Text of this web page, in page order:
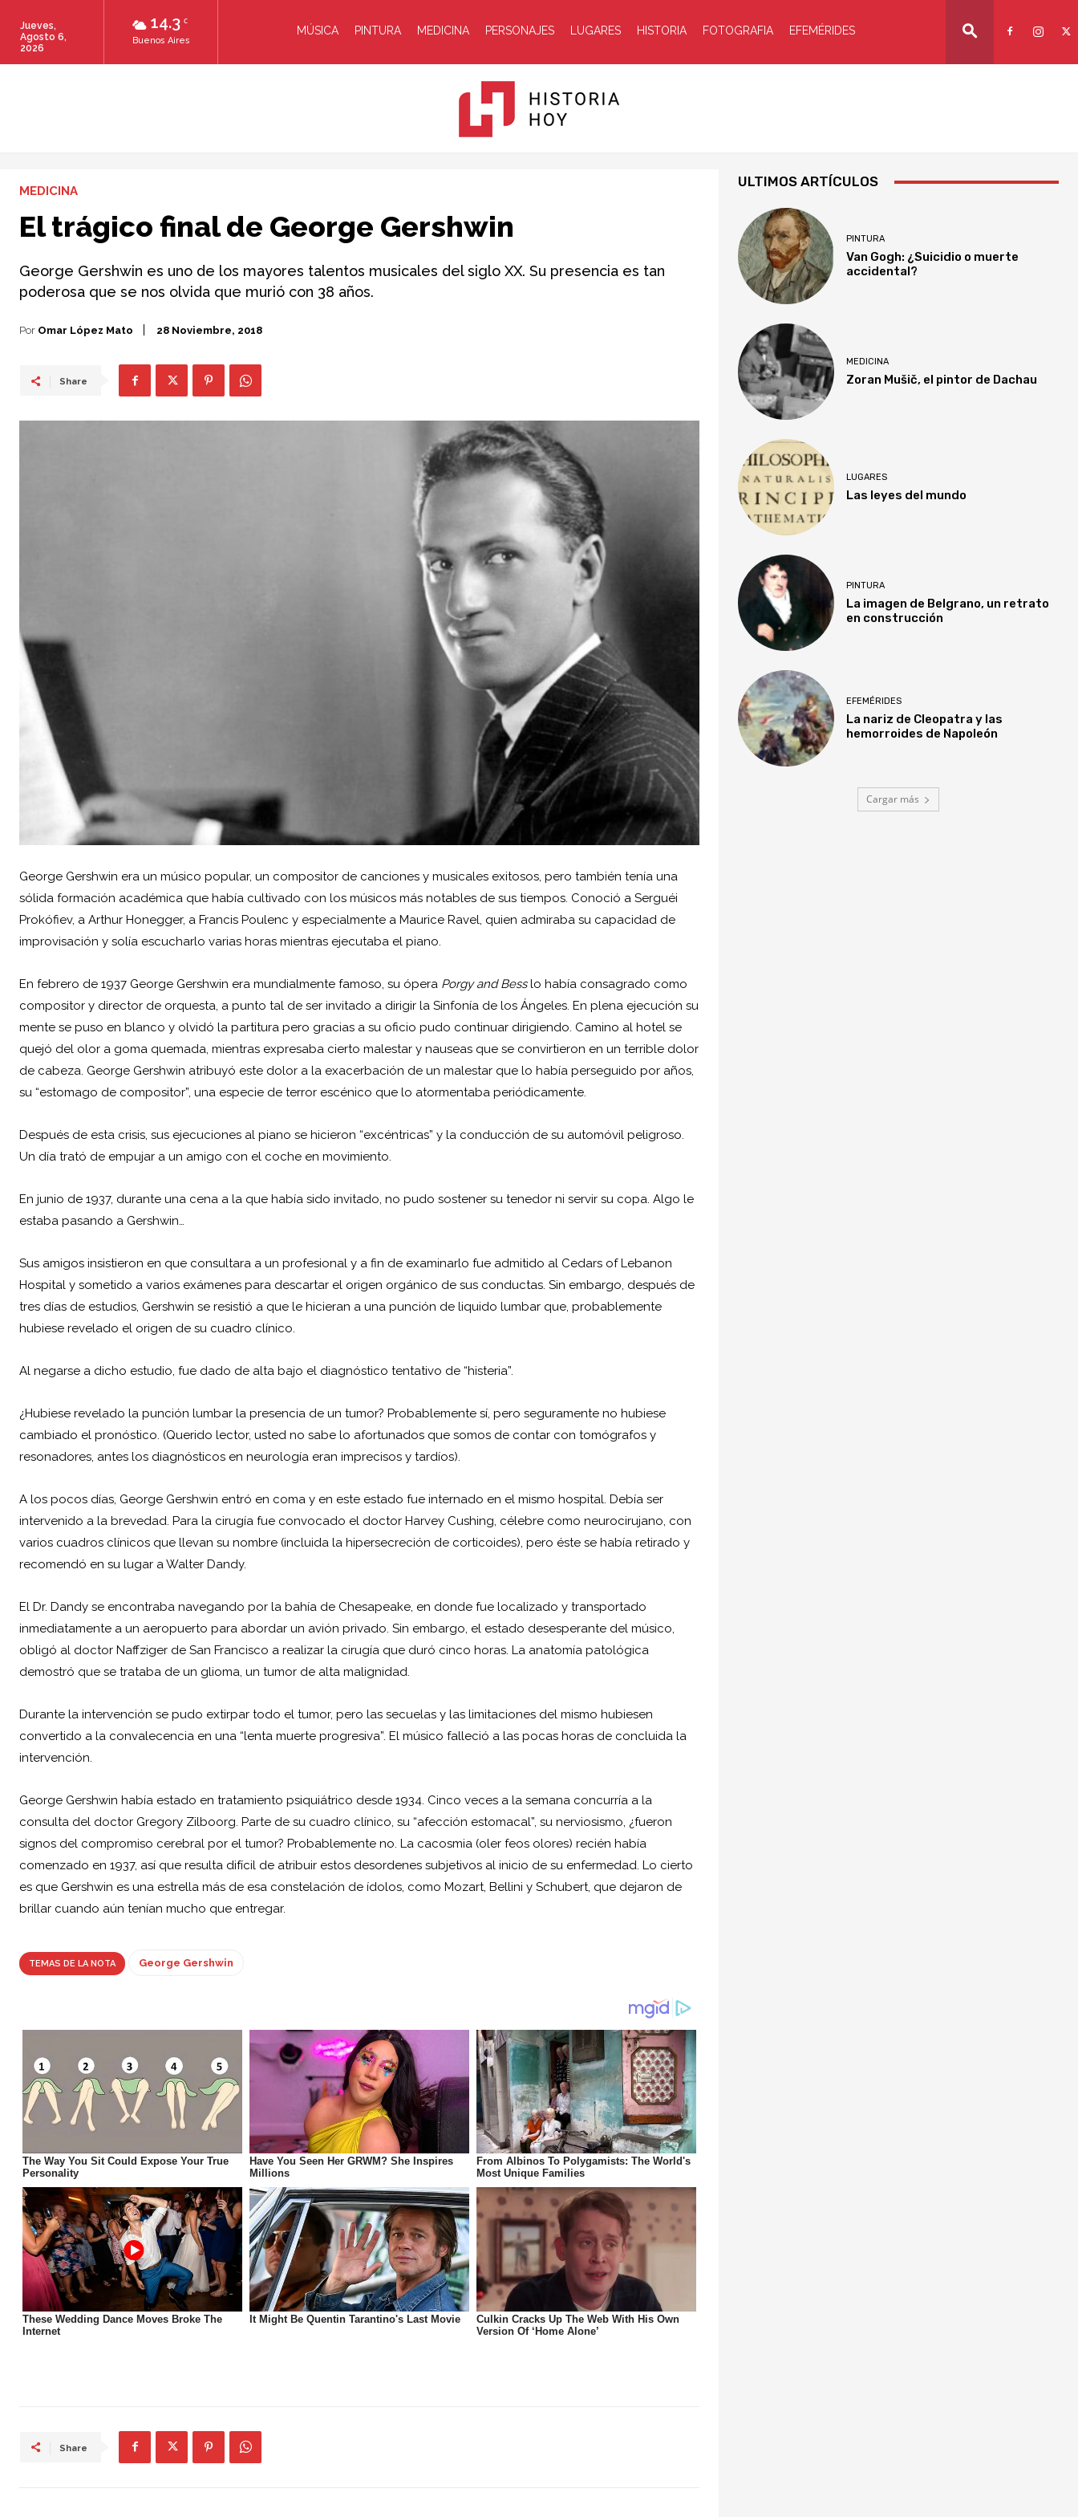
14.3 C
Buenos Aires
Jueves,
Agosto 6,
2026
MÚSICA PINTURA MEDICINA PERSONAJES LUGARES HISTORIA FOTOGRAFIA EFEMÉRIDES
MEDICINA
El trágico final de George Gershwin
George Gershwin es uno de los mayores talentos musicales del siglo XX. Su presencia es tan
poderosa que se nos olvida que murió con 38 años.
Por Omar López Mato 28 Noviembre, 2018
Share
George Gershwin era un músico popular, un compositor de canciones y musicales exitosos, pero también tenía una
sólida formación académica que había cultivado con los músicos más notables de sus tiempos. Conoció a Serguéi
Prokófiev, a Arthur Honegger, a Francis Poulenc y especialmente a Maurice Ravel, quien admiraba su capacidad de
improvisación y solía escucharlo varias horas mientras ejecutaba el piano.
En febrero de 1937 George Gershwin era mundialmente famoso, su ópera Porgy and Besslo había consagrado como
compositor y director de orquesta, a punto tal de ser invitado a dirigir la Sinfonía de los Ángeles. En plena ejecución su
mente se puso en blanco y olvidó la partitura pero gracias a su oficio pudo continuar dirigiendo. Camino al hotel se
quejó del olor a goma quemada, mientras expresaba cierto malestar y nauseas que se convirtieron en un terrible dolor
de cabeza. George Gershwin atribuyó este dolor a la exacerbación de un malestar que lo había perseguido por años,
su “estomago de compositor”, una especie de terror escénico que lo atormentaba periódicamente.
Después de esta crisis, sus ejecuciones al piano se hicieron “excéntricas” y la conducción de su automóvil peligroso.
Un día trató de empujar a un amigo con el coche en movimiento.
En junio de 1937, durante una cena a la que había sido invitado, no pudo sostener su tenedor ni servir su copa. Algo le
estaba pasando a Gershwin…
Sus amigos insistieron en que consultara a un profesional y a fin de examinarlo fue admitido al Cedars of Lebanon
Hospital y sometido a varios exámenes para descartar el origen orgánico de sus conductas. Sin embargo, después de
tres días de estudios, Gershwin se resistió a que le hicieran a una punción de liquido lumbar que, probablemente
hubiese revelado el origen de su cuadro clínico.
Al negarse a dicho estudio, fue dado de alta bajo el diagnóstico tentativo de “histeria”.
¿Hubiese revelado la punción lumbar la presencia de un tumor? Probablemente sí, pero seguramente no hubiese
cambiado el pronóstico. (Querido lector, usted no sabe lo afortunados que somos de contar con tomógrafos y
resonadores, antes los diagnósticos en neurología eran imprecisos y tardíos).
A los pocos días, George Gershwin entró en coma y en este estado fue internado en el mismo hospital. Debía ser
intervenido a la brevedad. Para la cirugía fue convocado el doctor Harvey Cushing, célebre como neurocirujano, con
varios cuadros clínicos que llevan su nombre (incluida la hipersecreción de corticoides), pero éste se había retirado y
recomendó en su lugar a Walter Dandy.
El Dr. Dandy se encontraba navegando por la bahía de Chesapeake, en donde fue localizado y transportado
inmediatamente a un aeropuerto para abordar un avión privado. Sin embargo, el estado desesperante del músico,
obligó al doctor Naffziger de San Francisco a realizar la cirugía que duró cinco horas. La anatomía patológica
demostró que se trataba de un glioma, un tumor de alta malignidad.
Durante la intervención se pudo extirpar todo el tumor, pero las secuelas y las limitaciones del mismo hubiesen
convertido a la convalecencia en una “lenta muerte progresiva”. El músico falleció a las pocas horas de concluida la
intervención.
George Gershwin había estado en tratamiento psiquiátrico desde 1934. Cinco veces a la semana concurría a la
consulta del doctor Gregory Zilboorg. Parte de su cuadro clínico, su “afección estomacal”, su nerviosismo, ¿fueron
signos del compromiso cerebral por el tumor? Probablemente no. La cacosmia (oler feos olores) recién había
comenzado en 1937, así que resulta difícil de atribuir estos desordenes subjetivos al inicio de su enfermedad. Lo cierto
es que Gershwin es una estrella más de esa constelación de ídolos, como Mozart, Bellini y Schubert, que dejaron de
brillar cuando aún tenían mucho que entregar.
TEMAS DE LA NOTA George Gershwin
Share
ULTIMOS ARTÍCULOS
PINTURA
Van Gogh: ¿Suicidio o muerte
accidental?
MEDICINA
Zoran Mušič, el pintor de Dachau
LUGARES
Las leyes del mundo
PINTURA
La imagen de Belgrano, un retrato
en construcción
EFEMÉRIDES
La nariz de Cleopatra y las
hemorroides de Napoleón
Cargar más